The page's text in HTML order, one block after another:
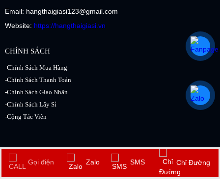
Email: hangthaigiasi123@gmail.com
Website: https://hangthaigiasi.vn
CHÍNH SÁCH
-Chính Sách Mua Hàng
-Chính Sách Thanh Toán
-Chính Sách Giao Nhận
-Chính Sách Lấy Sỉ
-Cộng Tác Viên
. All rights reserved. Design by
NiNa.vn
Gọi điện Zalo SMS Chỉ Đường